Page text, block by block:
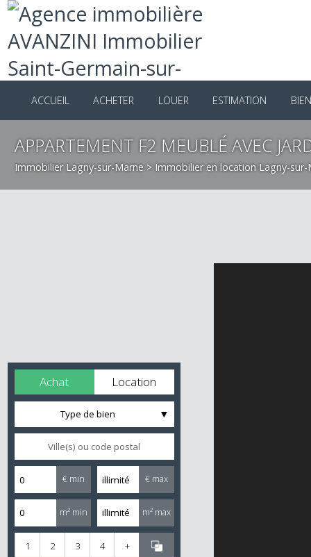
ACCUEIL ACHETER LOUER ESTIMATION
APPARTEMENT F2 MEUBLÉ AVEC
Immobilier Lagny-sur-Marne >Immobilier en location Lagny-
Achat Location
Type de bien
€ min € max
m² min m² max